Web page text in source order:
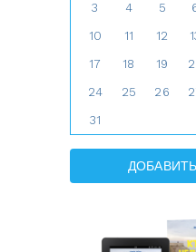
3 4 5
10 11 12
17 18 19
24 25 26
31